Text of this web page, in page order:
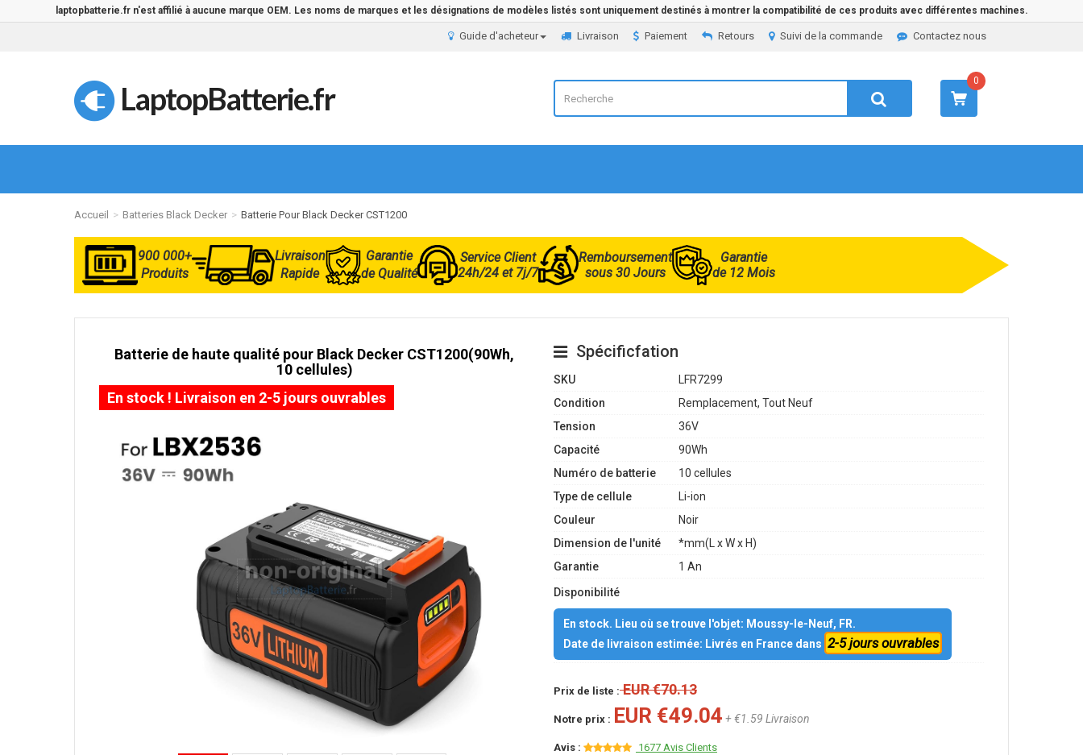
laptopbatterie.fr n'est affilié à aucune marque OEM. Les noms de marques et les désignations de modèles listés sont uniquement destinés à montrer la compatibilité de ces produits avec différentes machines.
Contactez nous
Suivi de la commande
Retours
Paiement
Livraison
Guide d'acheteur
LaptopBatterie.fr 0
Accueil Batteries Black Decker Batterie Pour Black Decker CST1200
900 000+
Produits
Livraison
Rapide
Garantie
de Qualité
Service Client
24h/24 et 7j/7
Remboursement
sous 30 Jours
Garantie
de 12 Mois
Batterie de haute qualité pour Black Decker CST1200(90Wh,
10 cellules)
En stock ! Livraison en 2-5 jours ouvrables
Spécificfation
SKU
LFR7299
Condition
Remplacement, Tout Neuf
Tension
36V
Capacité
90Wh
Numéro de batterie
10 cellules
Type de cellule
Li-ion
Couleur
Noir
Dimension de l'unité
*mm(L x W x H)
Garantie
1 An
Disponibilité
En stock. Lieu où se trouve l'objet: Moussy-le-Neuf, FR.
Date de livraison estimée: Livrés en France dans 2-5 jours ouvrables
Prix de liste :EUR €70.13
Notre prix : EUR €49.04 + €1.59 Livraison
Avis : 1677 Avis Clients